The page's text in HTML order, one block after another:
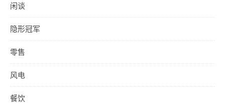
闲谈
隐形冠军
零售
风电
餐饮